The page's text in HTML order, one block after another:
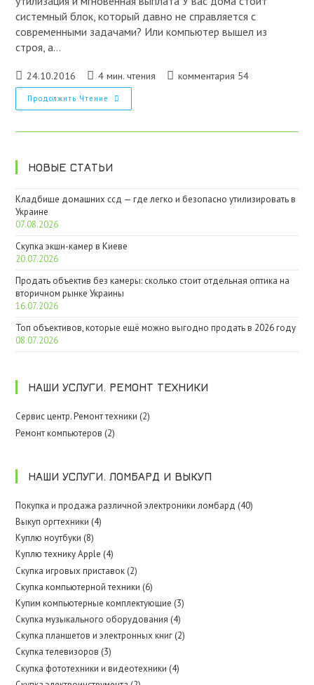
системный блок, который давно не справляется с
современными задачами? Или компьютер вышел из
строя, а…
Запись
опубликована:
24.10.2016
Время
чтения:
4 мин. чтения
Комментарии
комментария 54
Продолжить Чтение Покупаем
Компьютер
Запчасти
НОВЫЕ СТАТЬИ
Кладбище домашних ссд — где легко и безопасно утилизировать в
Украине
07.08.2026
Скупка экшн-камер в Киеве
20.07.2026
Продать объектив без камеры: сколько стоит отдельная оптика на
вторичном рынке Украины
16.07.2026
Топ объективов, которые ещё можно выгодно продать в 2026 году
08.07.2026
НАШИ УСЛУГИ. РЕМОНТ ТЕХНИКИ
Сервис центр. Ремонт техники (2)
Ремонт компьютеров (2)
НАШИ УСЛУГИ. ЛОМБАРД И ВЫКУП
Покупка и продажа различной электроники ломбард (40)
Выкуп оргтехники (4)
Куплю ноутбуки (8)
Куплю технику Apple (4)
Скупка игровых приставок (2)
Скупка компьютерной техники (6)
Купим компьютерные комплектующие (3)
Скупка музыкального оборудования (4)
Скупка планшетов и электронных книг (2)
Скупка телевизоров (3)
Скупка фототехники и видеотехники (4)